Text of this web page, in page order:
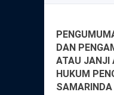
DAN
ATAU JANJI
HUKUM